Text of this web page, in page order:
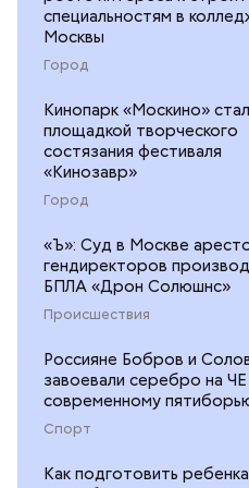
специальностям в
Москвы
Город
Кинопарк «Москино» стал
площадкой творческого
состязания фестиваля
«Кинозавр»
Город
«Ъ»: Суд в Москве
гендиректоров
БПЛА «Дрон Солюшнс»
Происшествия
Россияне Бобров и
завоевали серебро на
современному
Спорт
Как подготовить ребенка